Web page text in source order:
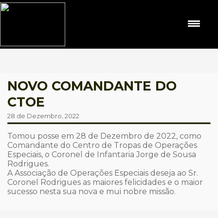
NOVO COMANDANTE DO
CTOE
28 de Dezembro, 2022
Tomou posse em 28 de Dezembro de 2022, como
Comandante do Centro de Tropas de Operações
Especiais, o Coronel de Infantaria Jorge de Sousa
Rodrigues.
A Associação de Operações Especiais deseja ao Sr.
Coronel Rodrigues as maiores felicidades e o maior
sucesso nesta sua nova e mui nobre missão.